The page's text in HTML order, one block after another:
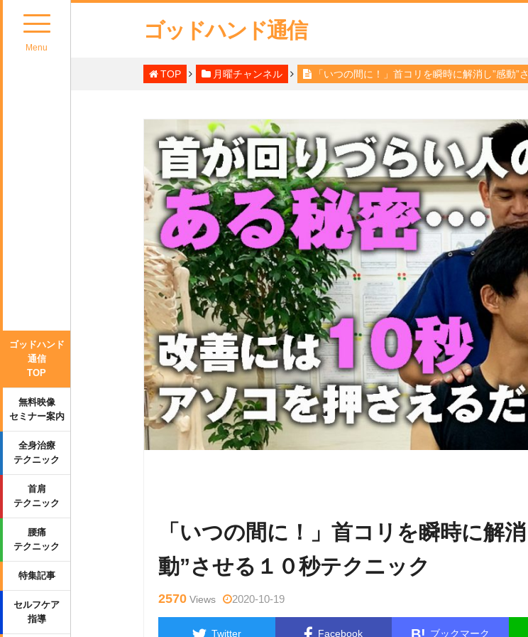
Menu
ゴッドハンド
通信
TOP
無料映像
セミナー案内
全身治療
テクニック
首肩
テクニック
腰痛
テクニック
特集記事
セルフケア
指導
ゴッドハンド通信
TOP 月曜チャンネル 「いつの間に！」首コリを瞬時に解消し”感動”
「いつの間に！」首コリを瞬時に解
動”させる１０秒テクニック
2570 Views 2020-10-19
Twitter Facebook ブックマーク